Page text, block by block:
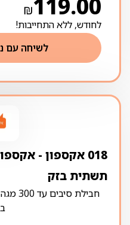
₪
לחודש, ללא התחייבות!
לשיחה עם
תשתית בזק